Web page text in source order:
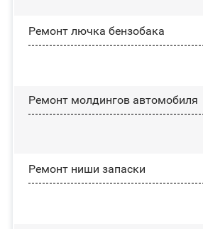
Ремонт лючка бензобака
Ремонт молдингов автомобиля
Ремонт ниши запаски